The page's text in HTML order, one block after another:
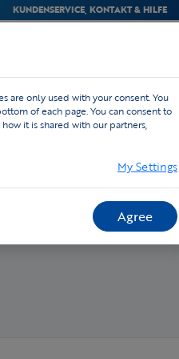
KUNDENSERVICE, KONTAKT & HILFE
are only used with your consent. You
of each page. You can consent to
it is shared with our partners,
My Settings
Agree